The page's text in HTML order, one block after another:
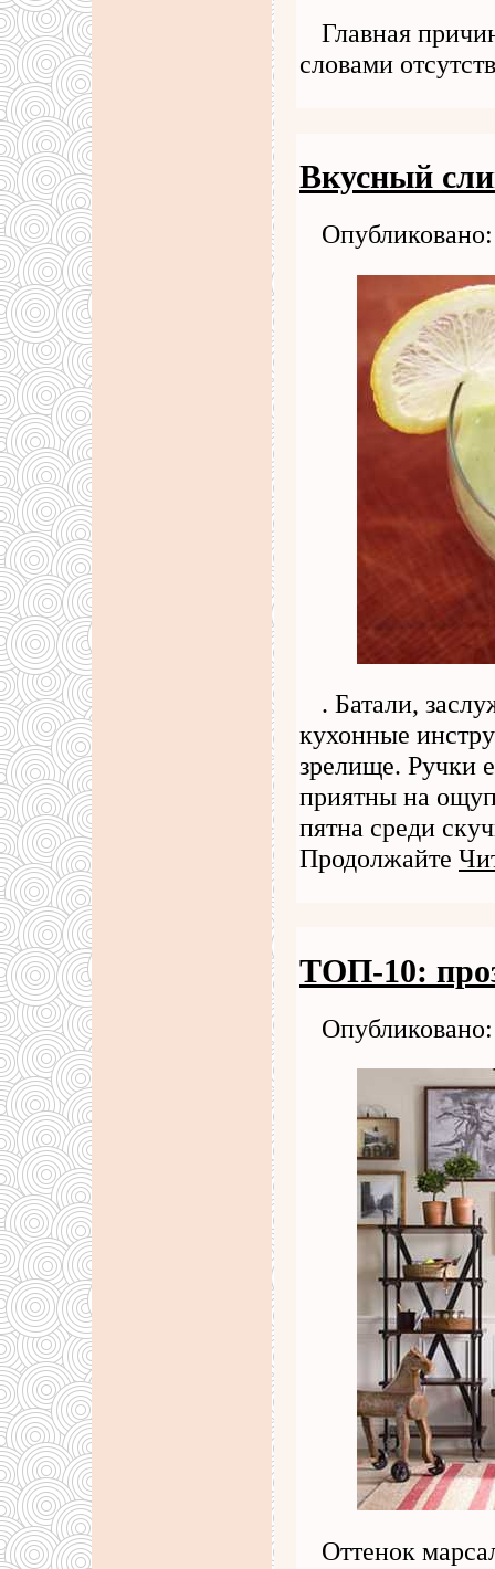
Главная
словами
Вкусный
. Батали,
кухонные
зрелище. Ручки
приятны на
пятна среди
Продолжайте
ТОП-10:
Оттенок